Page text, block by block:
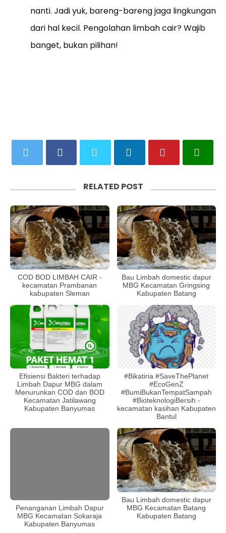
nanti. Jadi yuk, bareng-bareng jaga lingkungan
dari hal kecil. Pengolahan limbah cair? Wajib
banget, bukan pilihan!
RELATED POST
COD BOD LIMBAH CAIR -
kecamatan Prambanan
kabupaten Sleman
Bau Limbah domestic dapur
MBG Kecamatan Gringsing
Kabupaten Batang
Efisiensi Bakteri terhadap
Limbah Dapur MBG dalam
Menurunkan COD dan BOD
Kecamatan Jatilawang
Kabupaten Banyumas
#Bikatiria #SaveThePlanet
#EcoGenZ
#BumiBukanTempatSampah
#BioteknologiBersih -
kecamatan kasihan Kabupaten
Bantul
Penanganan Limbah Dapur
MBG Kecamatan Sokaraja
Kabupaten Banyumas
Bau Limbah domestic dapur
MBG Kecamatan Batang
Kabupaten Batang